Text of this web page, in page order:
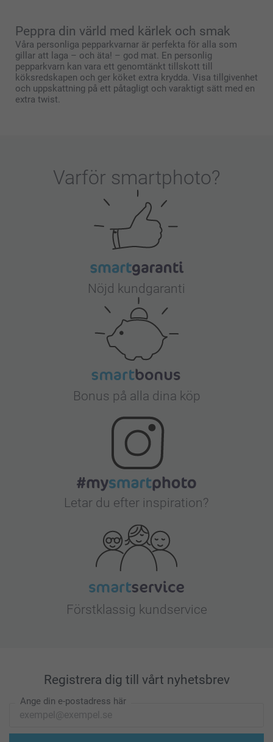
Peppra din värld med kärlek och smak
Våra personliga pepparkvarnar är perfekta för alla som
gillar att laga – och äta! – god mat. En personlig
pepparkvarn kan vara ett genomtänkt tillskott till
köksredskapen och ger köket extra krydda. Visa tillgivenhet
och uppskattning på ett påtagligt och varaktigt sätt med en
extra twist.
Varför smartphoto?
Nöjd kundgaranti
Bonus på alla dina köp
Letar du efter inspiration?
Förstklassig kundservice
Registrera dig till vårt nyhetsbrev
Ange din e-postadress här